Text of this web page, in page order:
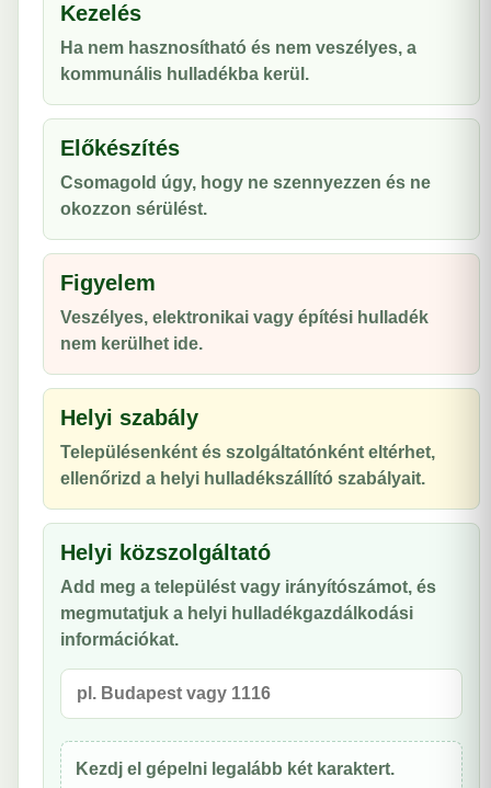
Kezelés
Ha nem hasznosítható és nem veszélyes, a
kommunális hulladékba kerül.
Előkészítés
Csomagold úgy, hogy ne szennyezzen és ne
okozzon sérülést.
Figyelem
Veszélyes, elektronikai vagy építési hulladék
nem kerülhet ide.
Helyi szabály
Településenként és szolgáltatónként eltérhet,
ellenőrizd a helyi hulladékszállító szabályait.
Helyi közszolgáltató
Add meg a települést vagy irányítószámot, és
megmutatjuk a helyi hulladékgazdálkodási
információkat.
Kezdj el gépelni legalább két karaktert.